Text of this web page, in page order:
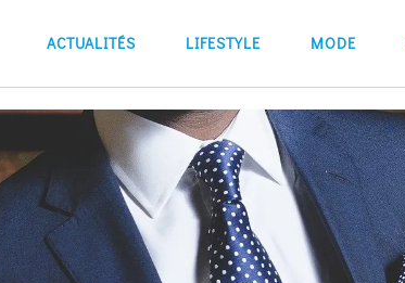
ACTUALITÉS LIFESTYLE MODE